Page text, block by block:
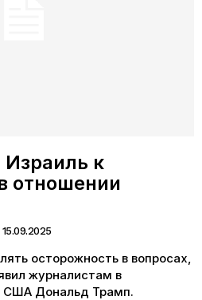
к
отношении
15.09.2025
осторожность в вопросах,
журналистам в
США Дональд Трамп.